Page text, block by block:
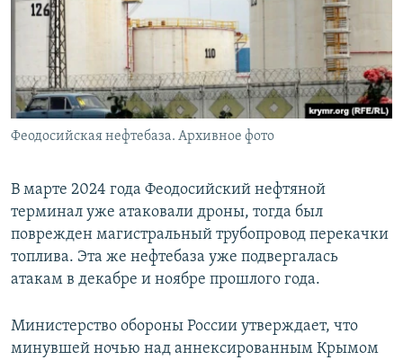
Феодосийская нефтебаза. Архивное фото
В марте 2024 года Феодосийский нефтяной
терминал уже атаковали дроны, тогда был
поврежден магистральный трубопровод перекачки
топлива. Эта же нефтебаза уже подвергалась
атакам в декабре и ноябре прошлого года.
Министерство обороны России утверждает, что
минувшей ночью над аннексированным Крымом